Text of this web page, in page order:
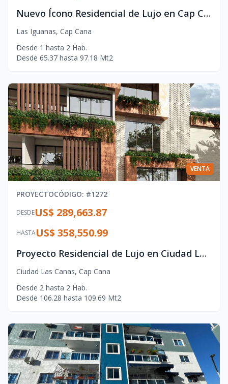
Nuevo Ícono Residencial de Lujo en Cap Cana con Vistas al Caribe
Las Iguanas, Cap Cana
Desde 1 hasta 2 Hab.
Desde 65.37 hasta 97.18 Mt2
VENTA
PROYECTOCÓDIGO: #1272
DESDEUS$ 289,663.87
HASTAUS$ 358,550.99
Proyecto Residencial de Lujo en Ciudad Las Canas – Cap Cana
Ciudad Las Canas, Cap Cana
Desde 2 hasta 2 Hab.
Desde 106.28 hasta 109.69 Mt2